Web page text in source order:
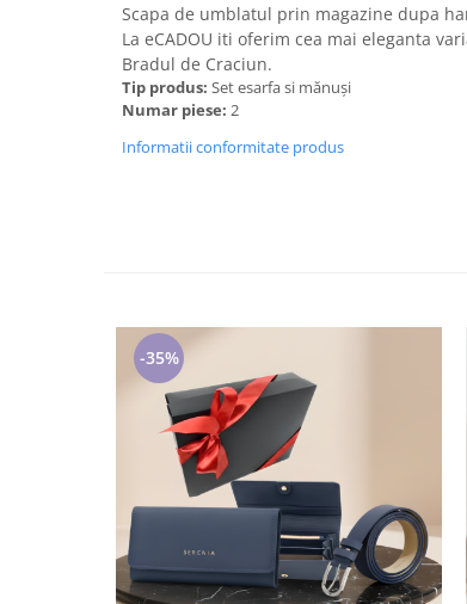
Scapa de umblatul prin magazine dupa
La eCADOU iti oferim cea mai eleganta
Bradul de Craciun.
Tip produs: Set esarfa si mănuși
Numar piese: 2
Informatii conformitate produs
-35%